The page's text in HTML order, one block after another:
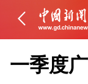
一季度